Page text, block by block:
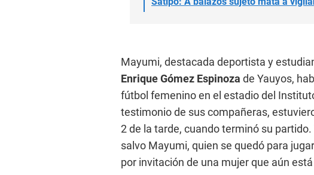
Mayumi, destacada deportista y
Enrique Gómez Espinoza de Yauyos,
fútbol femenino en el estadio del
testimonio de sus compañeras,
2 de la tarde, cuando terminó su
salvo Mayumi, quien se quedó para
por invitación de una mujer que aún